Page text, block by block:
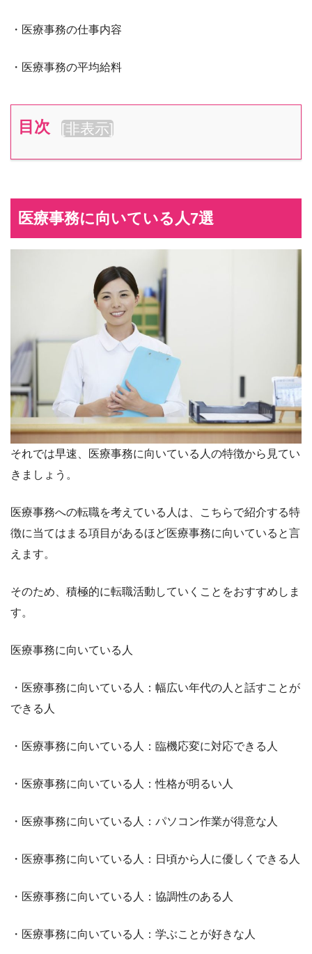
・医療事務の仕事内容
・医療事務の平均給料
目次 [非表示]
医療事務に向いている人7選
それでは早速、医療事務に向いている人の特徴から見てい
きましょう。
医療事務への転職を考えている人は、こちらで紹介する特
徴に当てはまる項目があるほど医療事務に向いていると言
えます。
そのため、積極的に転職活動していくことをおすすめしま
す。
医療事務に向いている人
・医療事務に向いている人：幅広い年代の人と話すことが
できる人
・医療事務に向いている人：臨機応変に対応できる人
・医療事務に向いている人：性格が明るい人
・医療事務に向いている人：パソコン作業が得意な人
・医療事務に向いている人：日頃から人に優しくできる人
・医療事務に向いている人：協調性のある人
・医療事務に向いている人：学ぶことが好きな人